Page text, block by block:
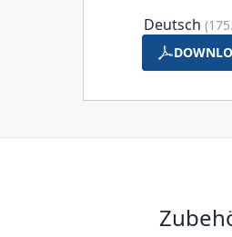
Deutsch